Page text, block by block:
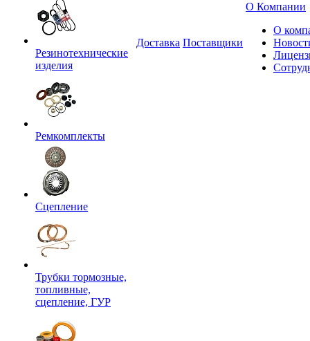
Резинотехнические
изделия
Ремкомплекты
Сцепление
Трубки тормозные,
топливные,
сцепление, ГУР
Доставка Поставщики
О Компании
О